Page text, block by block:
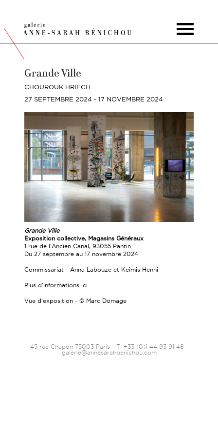
Toggle
Grande Ville
CHOUROUK HRIECH
27 SEPTEMBRE 2024 - 17 NOVEMBRE 2024
Grande Ville
Exposition collective, Magasins Généraux
1 rue de l'Ancien Canal, 93055 Pantin
Du 27 septembre au 17 novembre 2024
Commissariat - Anna Labouze et Keimis Henni
Plus d'informations ici
Vue d'exposition - © Marc Domage
45 rue Chapon 75003 Paris - T. +33 (0)1 44 93 91 48 -
galerie@annesarahbenichou.com